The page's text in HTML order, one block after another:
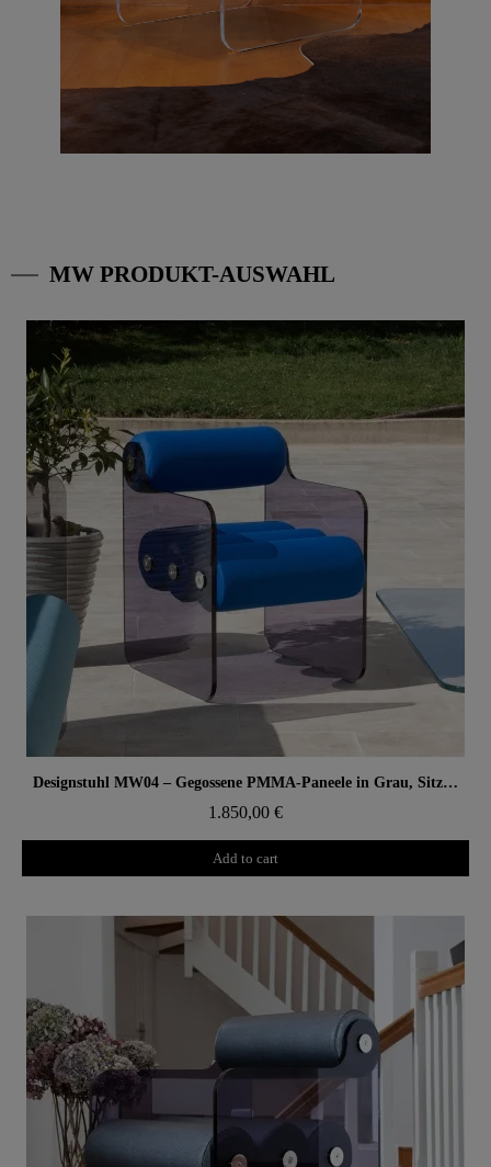
MW PRODUKT-AUSWAHL
Aperçu rapide Designstuhl MW04 – Gegossene PMMA-Paneele in Grau, Sitz aus offenporigem Schaum
1.850,00 €
Add to cart